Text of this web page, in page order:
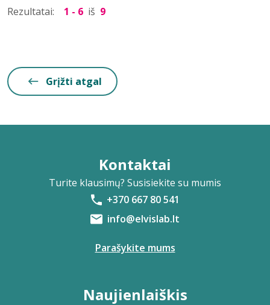
Rezultatai: 1 - 6 iš 9
Grįžti atgal
Kontaktai
Turite klausimų? Susisiekite su mumis
+370 667 80 541
info@elvislab.lt
Parašykite mums
Naujienlaiškis